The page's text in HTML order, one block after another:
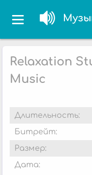
Relaxation
Music
Длительность:
Битрейт:
Размер:
Дата: